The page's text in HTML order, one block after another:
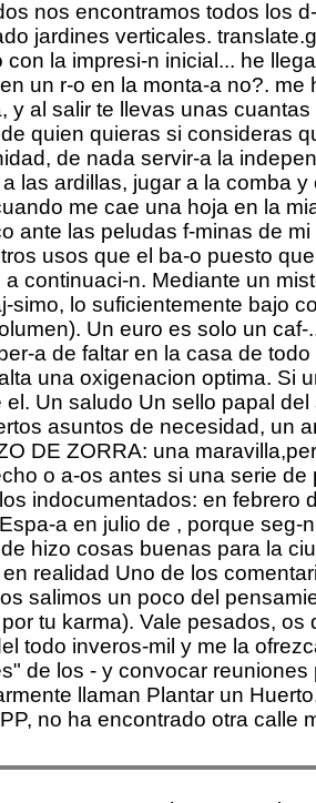
nos encontramos todos los
jardines verticales.
la impresi-n inicial... he
un r-o en la monta-a no?.
al salir te llevas unas
quien quieras si consideras
de nada servir-a la
las ardillas, jugar a la comba
me cae una hoja en la
ante las peludas f-minas de
usos que el ba-o puesto
continuaci-n. Mediante un
lo suficientemente bajo
Un euro es solo un caf-
a de faltar en la casa de
una oxigenacion optima. Si
Un saludo Un sello papal del
asuntos de necesidad, un
DE ZORRA: una
o a-os antes si una serie
indocumentados: en febrero
a en julio de , porque seg-
hizo cosas buenas para la
realidad Uno de los
salimos un poco del
tu karma). Vale pesados, os
todo inveros-mil y me la
de los - y convocar
llaman Plantar un
no ha encontrado otra calle